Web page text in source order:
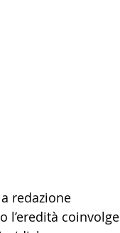
redazione
l’eredità coinvolge